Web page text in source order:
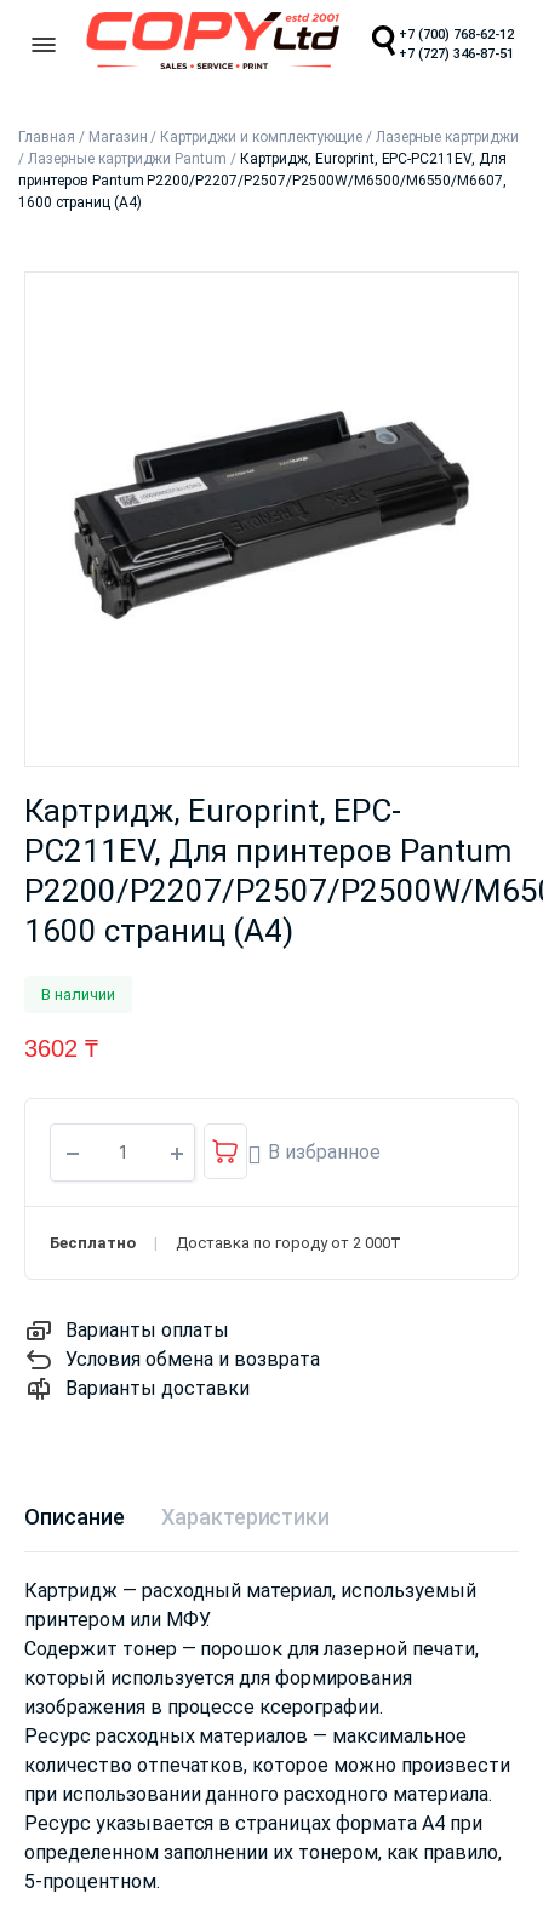
+7 (700) 768-62-12
+7 (727) 346-87-51
Главная / Магазин / Картриджи и комплектующие/ Лазерные картриджи
/ Лазерные картриджи Pantum /Картридж, Europrint, EPC-PC211EV, Для
принтеров Pantum P2200/P2207/P2507/P2500W/M6500/M6550/M6607,
1600 страниц (А4)
Картридж, Europrint, EPC-
PC211EV, Для принтеров Pantum
P2200/P2207/P2507/P2500W/
1600 страниц (А4)
В наличии
3602 ₸
В избранное
Бесплатно Доставка по городу от 2 000₸
Варианты оплаты
Условия обмена и возврата
Варианты доставки
Описание Характеристики
Картридж — расходный материал, используемый
принтером или МФУ.
Содержит тонер — порошок для лазерной печати,
который используется для формирования
изображения в процессе ксерографии.
Ресурс расходных материалов — максимальное
количество отпечатков, которое можно произвести
при использовании данного расходного материала.
Ресурс указывается в страницах формата А4 при
определенном заполнении их тонером, как правило,
5-процентном.